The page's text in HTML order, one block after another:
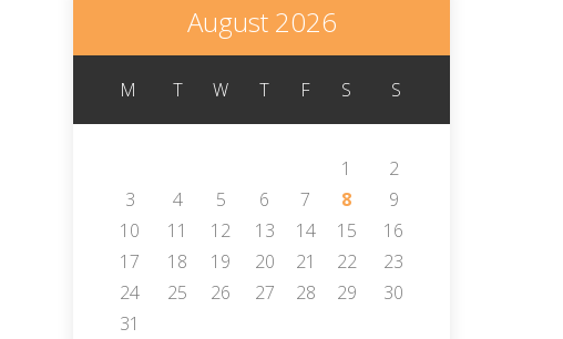
August 2026
M T W T F S S
1
2
3
4 5 6 7 8
9
10
11 12 13 14 15
16
17
18 19 20 21 22
23
24
25 26 27 28 29
30
31